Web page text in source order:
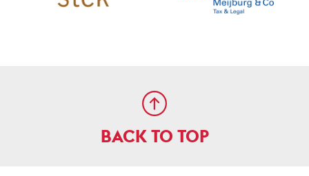
BACK TO TOP